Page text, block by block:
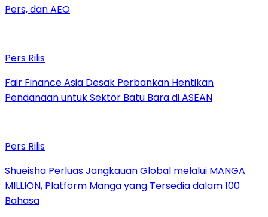
Pers, dan AEO
Pers Rilis
Fair Finance Asia Desak Perbankan Hentikan
Pendanaan untuk Sektor Batu Bara di ASEAN
Pers Rilis
Shueisha Perluas Jangkauan Global melalui MANGA
MILLION, Platform Manga yang Tersedia dalam 100
Bahasa